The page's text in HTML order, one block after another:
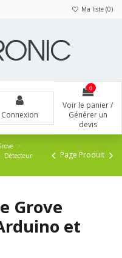
Ma liste (0)
Connexion
0
Voir le panier /
Générer un
devis
Détecteur
Page Produit
Grove
et